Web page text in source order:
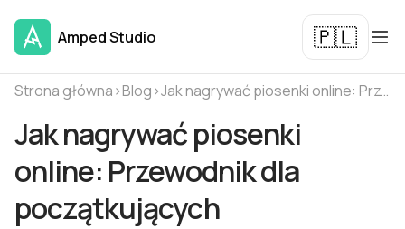
Amped Studio 🇵🇱
Strona główna›Blog› Jak nagrywać piosenki online: Przewodnik dla początkujących
Jak nagrywać piosenki
online: Przewodnik dla
początkujących